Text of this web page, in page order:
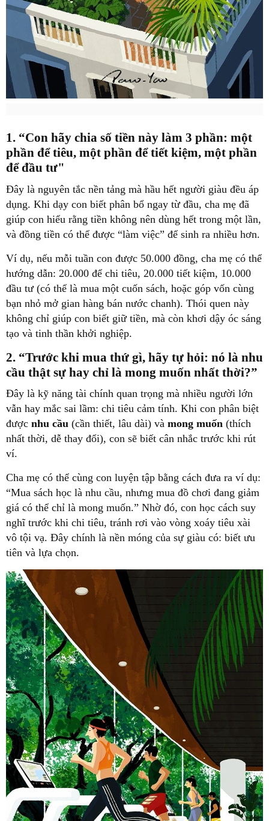
1. “Con hãy chia số tiền này làm 3 phần: một
phần để tiêu, một phần để tiết kiệm, một phần
để đầu tư"
Đây là nguyên tắc nền tảng mà hầu hết người giàu đều áp
dụng. Khi dạy con biết phân bổ ngay từ đầu, cha mẹ đã
giúp con hiểu rằng tiền không nên dùng hết trong một lần,
và đồng tiền có thể được “làm việc” để sinh ra nhiều hơn.
Ví dụ, nếu mỗi tuần con được 50.000 đồng, cha mẹ có thể
hướng dẫn: 20.000 để chi tiêu, 20.000 tiết kiệm, 10.000
đầu tư (có thể là mua một cuốn sách, hoặc góp vốn cùng
bạn nhỏ mở gian hàng bán nước chanh). Thói quen này
không chỉ giúp con biết giữ tiền, mà còn khơi dậy óc sáng
tạo và tinh thần khởi nghiệp.
2. “Trước khi mua thứ gì, hãy tự hỏi: nó là nhu
cầu thật sự hay chỉ là mong muốn nhất thời?”
Đây là kỹ năng tài chính quan trọng mà nhiều người lớn
vẫn hay mắc sai lầm: chi tiêu cảm tính. Khi con phân biệt
được nhu cầu (cần thiết, lâu dài) và mong muốn (thích
nhất thời, dễ thay đổi), con sẽ biết cân nhắc trước khi rút
ví.
Cha mẹ có thể cùng con luyện tập bằng cách đưa ra ví dụ:
“Mua sách học là nhu cầu, nhưng mua đồ chơi đang giảm
giá có thể chỉ là mong muốn.” Nhờ đó, con học cách suy
nghĩ trước khi chi tiêu, tránh rơi vào vòng xoáy tiêu xài
vô tội vạ. Đây chính là nền móng của sự giàu có: biết ưu
tiên và lựa chọn.